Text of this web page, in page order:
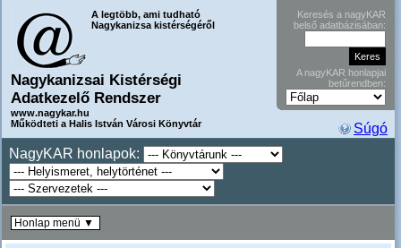
A legtöbb, ami tudható
Nagykanizsa kistérségéről
Nagykanizsai Kistérségi
Adatkezelő Rendszer
www.nagykar.hu
Működteti a Halis István Városi Könyvtár
Keresés a nagyKAR
belső adatbázisában:
A nagyKAR honlapjai
betűrendben:
Súgó
NagyKAR honlapok:
Honlap menü ▼